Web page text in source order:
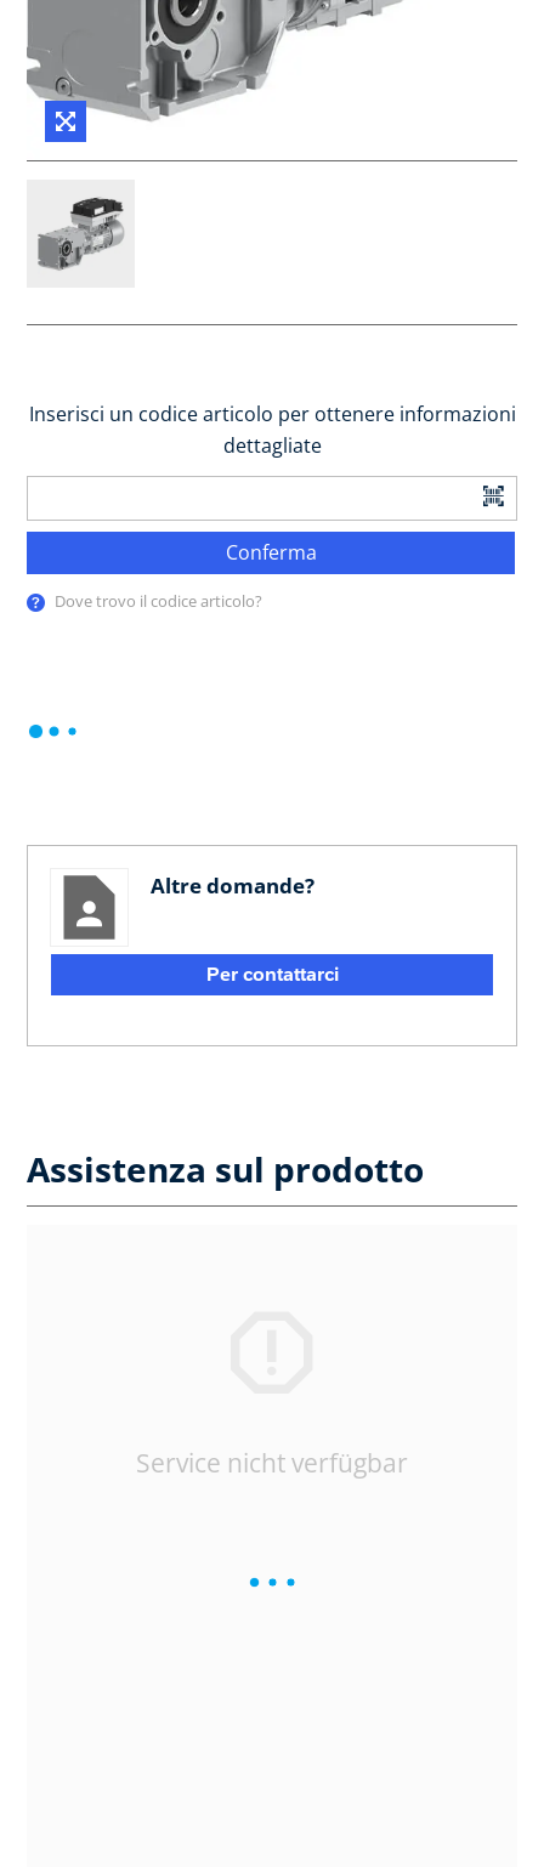
Inserisci un codice articolo per ottenere informazioni
dettagliate
Conferma
Dove trovo il codice articolo?
Altre domande?
Per contattarci
Assistenza sul prodotto
Service nicht verfügbar